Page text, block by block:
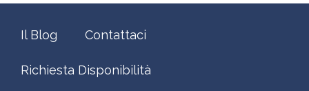
Il Blog Contattaci
Richiesta Disponibilità